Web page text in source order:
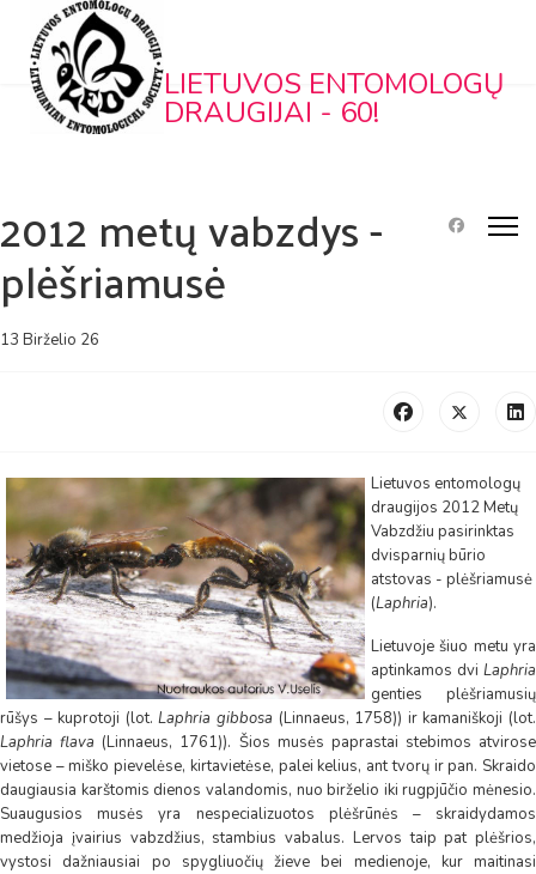
LIETUVOS ENTOMOLOGŲ
DRAUGIJAI - 60!
2012 metų vabzdys -
plėšriamusė
13 Birželio 26
Lietuvos entomologų
draugijos 2012 Metų
Vabzdžiu pasirinktas
dvisparnių būrio
atstovas - plėšriamusė
(Laphria).
Lietuvoje šiuo metu yra
aptinkamos dvi Laphria
genties plėšriamusių
rūšys – kuprotoji (lot.Laphria gibbosa (Linnaeus, 1758)) ir kamaniškoji (lot.
Laphria flava (Linnaeus, 1761)). Šios musės paprastai stebimos atvirose
vietose – miško pievelėse, kirtavietėse, palei kelius, ant tvorų ir pan. Skraido
daugiausia karštomis dienos valandomis, nuo birželio iki rugpjūčio mėnesio.
Suaugusios musės yra nespecializuotos plėšrūnės – skraidydamos
medžioja įvairius vabzdžius, stambius vabalus. Lervos taip pat plėšrios,
vystosi dažniausiai po spygliuočių žieve bei medienoje, kur maitinasi